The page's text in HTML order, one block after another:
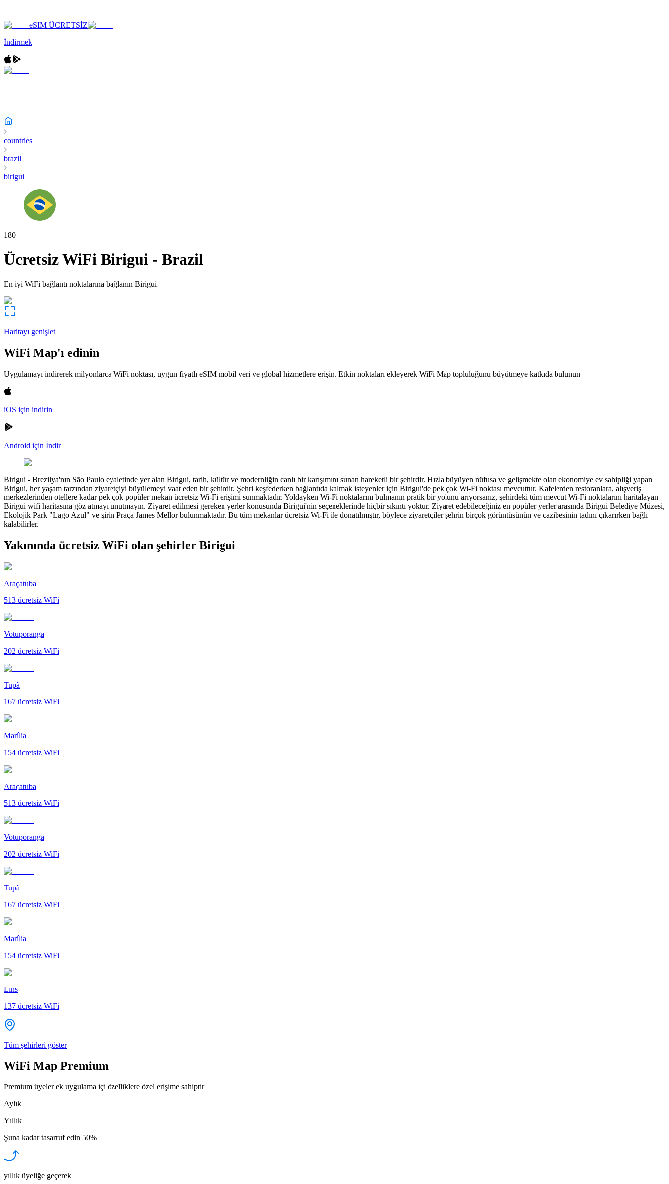
eSIM ÜCRETSİZ
İndirmek
countries
brazil
birigui
180
Ücretsiz WiFi Birigui - Brazil
En iyi WiFi bağlantı noktalarına bağlanın Birigui
Haritayı genişlet
WiFi Map'ı edinin
Uygulamayı indirerek milyonlarca WiFi noktası, uygun fiyatlı eSIM mobil veri ve global hizmetlere erişin. Etkin noktaları ekleyerek WiFi Map topluluğunu büyütmeye katkıda bulunun
iOS için indirin
Android için İndir
Birigui - Brezilya'nın São Paulo eyaletinde yer alan Birigui, tarih, kültür ve modernliğin canlı bir karışımını sunan hareketli bir şehirdir. Hızla büyüyen nüfusa ve gelişmekte olan ekonomiye ev sahipliği yapan
Birigui, her yaşam tarzından ziyaretçiyi büyülemeyi vaat eden bir şehirdir. Şehri keşfederken bağlantıda kalmak isteyenler için Birigui'de pek çok Wi-Fi noktası mevcuttur. Kafelerden restoranlara, alışveriş
merkezlerinden otellere kadar pek çok popüler mekan ücretsiz Wi-Fi erişimi sunmaktadır. Yoldayken Wi-Fi noktalarını bulmanın pratik bir yolunu arıyorsanız, şehirdeki tüm mevcut Wi-Fi noktalarını haritalayan
Birigui wifi haritasına göz atmayı unutmayın. Ziyaret edilmesi gereken yerler konusunda Birigui'nin seçeneklerinde hiçbir sıkıntı yoktur. Ziyaret edebileceğiniz en popüler yerler arasında Birigui Belediye Müzesi,
Ekolojik Park "Lago Azul" ve şirin Praça James Mellor bulunmaktadır. Bu tüm mekanlar ücretsiz Wi-Fi ile donatılmıştır, böylece ziyaretçiler şehrin birçok görüntüsünün ve cazibesinin tadını çıkarırken bağlı
kalabilirler.
Yakınında ücretsiz WiFi olan şehirler Birigui
Araçatuba
513 ücretsiz WiFi
Votuporanga
202 ücretsiz WiFi
Tupã
167 ücretsiz WiFi
Marília
154 ücretsiz WiFi
Araçatuba
513 ücretsiz WiFi
Votuporanga
202 ücretsiz WiFi
Tupã
167 ücretsiz WiFi
Marília
154 ücretsiz WiFi
Lins
137 ücretsiz WiFi
Tüm şehirleri göster
WiFi Map Premium
Premium üyeler ek uygulama içi özelliklere özel erişime sahiptir
Aylık
Yıllık
Şuna kadar tasarruf edin 50%
yıllık üyeliğe geçerek